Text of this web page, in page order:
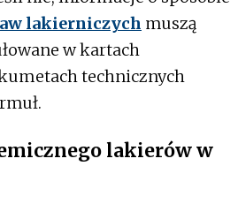
lakierniczych muszą
w kartach
technicznych
lakierów w